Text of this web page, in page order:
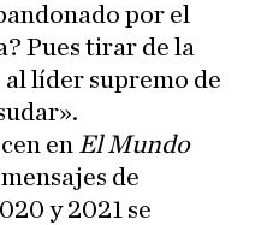
por el
Pues tirar de la
líder supremo de
en El Mundo
de
y 2021 se